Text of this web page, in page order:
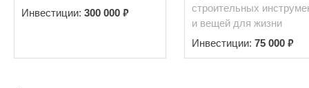
Инвестиции: 300 000 ₽
строительных
и вещей для жизни
Инвестиции: 75 000 ₽